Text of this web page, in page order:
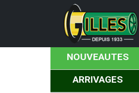
NOUVEAUTES
ARRIVAGES